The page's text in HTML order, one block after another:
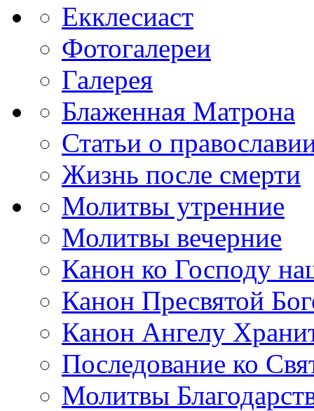
Екклесиаст
Фотогалереи
Галерея
Блаженная Матрона
Статьи о
Жизнь после смерти
Молитвы утренние
Молитвы вечерние
Канон ко Господу
Канон Пресвятой
Канон Ангелу
Последование ко
Молитвы